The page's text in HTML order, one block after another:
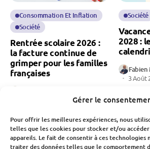
Gérer le
Pour offrir les meilleures expériences, nous
telles que les cookies pour stocker et/ou
appareils. Le fait de consentir à ces technologies
traiter des données telles que le comportement
Consommation Et Inflation
Société
Rentrée scolaire 2026 :
la facture continue de
grimper pour les familles
françaises
Société
2028 :
3 Août